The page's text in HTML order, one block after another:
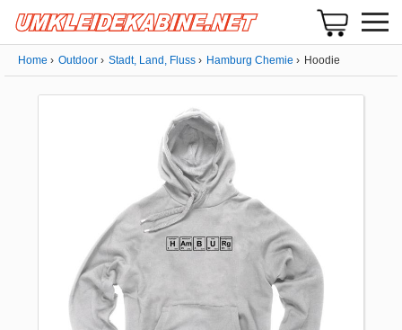
Home Outdoor Stadt, Land, Fluss Hamburg Chemie Hoodie